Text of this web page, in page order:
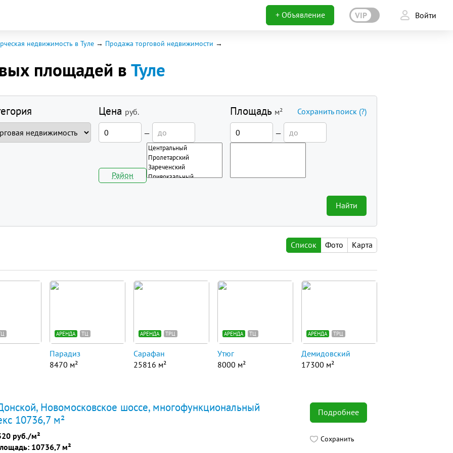
+ Объявление VIP Войти
недвижимость в Туле Продажа торговой недвижимости
площадей вТуле
Цена руб.
—
Район
Площадь м²
—
Найти
Сохранить поиск (?)
Список Фото Карта
АРЕНДА ТЦ
Парадиз
8470 м²
АРЕНДА ТРЦ
Сарафан
25816 м²
АРЕНДА ТЦ
Утюг
8000 м²
АРЕНДА ТРЦ
Демидовский
17300 м²
Подробнее
Сохранить
Новомосковское шоссе, многофункциональный
10736,7 м²
руб./м²
10736,7 м²